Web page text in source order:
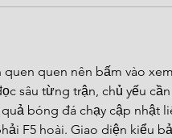
quen nên bấm vào
sâu từng trận, chủ yếu
bóng đá chạy cập nhật
F5 hoài. Giao diện kiểu